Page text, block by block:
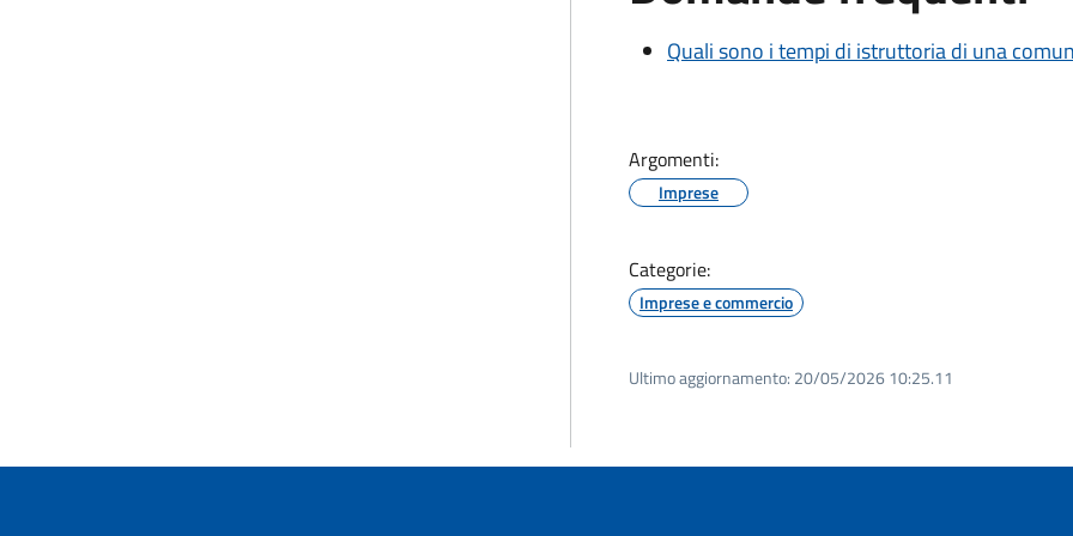
Quali sono i tempi di istruttoria di una
Argomenti:
Imprese
Categorie:
Imprese e commercio
Ultimo aggiornamento: 20/05/2026 10:25.11